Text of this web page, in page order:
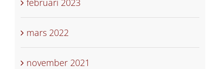
mars 2022
november 2021